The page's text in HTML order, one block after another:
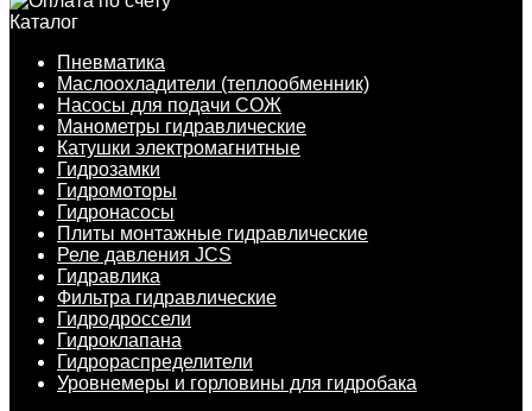
Каталог
Пневматика
Маслоохладители (теплообменник)
Насосы для подачи СОЖ
Манометры гидравлические
Катушки электромагнитные
Гидрозамки
Гидромоторы
Гидронасосы
Плиты монтажные гидравлические
Реле давления JCS
Гидравлика
Фильтра гидравлические
Гидродроссели
Гидроклапана
Гидрораспределители
Уровнемеры и горловины для гидробака